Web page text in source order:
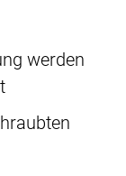
werden